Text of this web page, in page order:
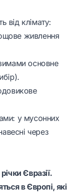
від клімату:
живлення
основне
у мусонних
через
Євразії.
в Європі, які